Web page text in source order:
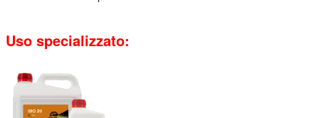
Uso specializzato: